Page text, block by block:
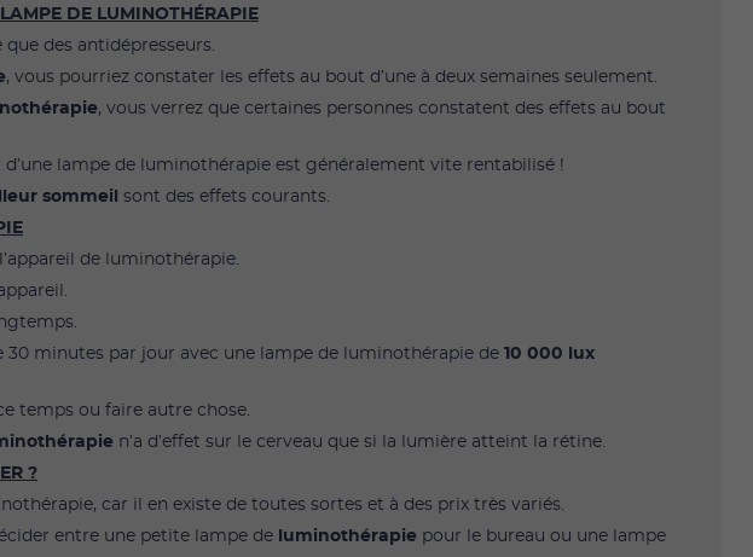
DE LUMINOTHÉRAPIE
que des antidépresseurs.
, vous pourriez constater les effets au bout d’une à deux semaines seulement.
, vous verrez que certaines personnes constatent des effets au bout
d’une lampe de luminothérapie est généralement vite rentabilisé !
sommeil
sont des effets courants.
de luminothérapie.
30 minutes par jour avec une lampe de luminothérapie de 10 000 lux
temps ou faire autre chose.
n’a d’effet sur le cerveau que si la lumière atteint la rétine.
?
car il en existe de toutes sortes et à des prix très variés.
entre une petite lampe de
luminothérapie pour le bureau ou une lampe